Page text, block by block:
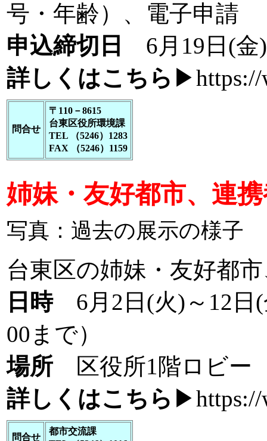
号・年齢）、電子申請
申込締切日
6月19日(金
詳しくはこちら ▶
問合せ
〒110－8615
台東区役所環境課
TEL （5246）1283
FAX （5246）1159
姉妹・友好都市、連
写真：過去の展示の様子
台東区の姉妹・友好都
日時6月2日(火)～12日(
00まで）
場所 区役所1階ロビー
詳しくはこちら ▶
問合せ
都市交流課